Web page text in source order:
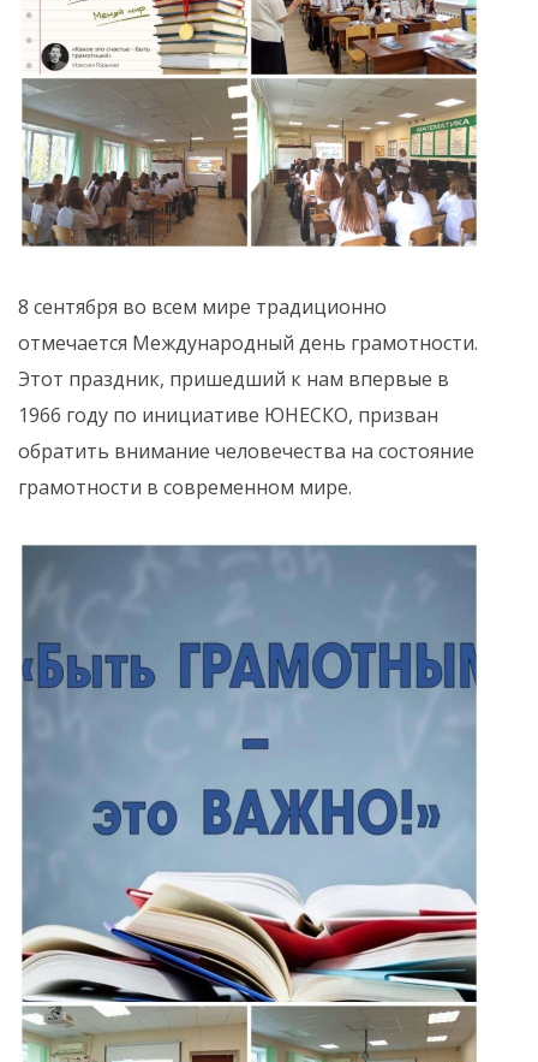
8 сентября во всем мире традиционно
отмечается Международный день грамотности.
Этот праздник, пришедший к нам впервые в
1966 году по инициативе ЮНЕСКО, призван
обратить внимание человечества на состояние
грамотности в современном мире.